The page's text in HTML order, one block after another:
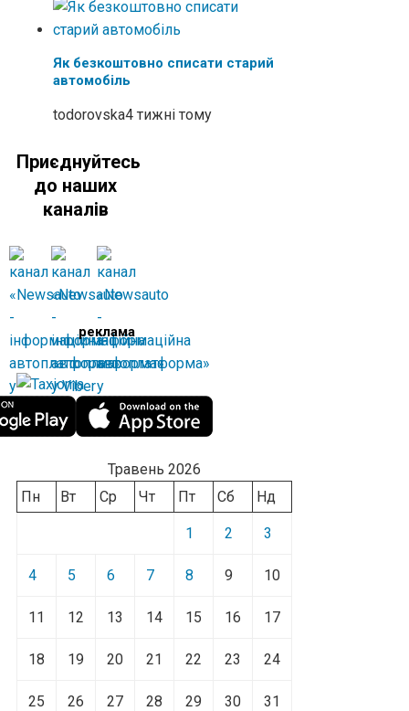
Як безкоштовно списати старий
автомобіль
todorovska4 тижні тому
Приєднуйтесь
до наших
каналів
реклама
Травень 2026
Пн
Вт Ср Чт Пт Сб Нд
1 2 3
4 5 6 7 8 9 10
11 12 13 14 15 16 17
18 19 20 21 22 23 24
25 26 27 28 29 30
31